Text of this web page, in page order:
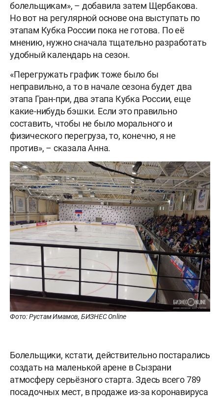
болельщикам», – добавила затем Щербакова.
Но вот на регулярной основе она выступать по
этапам Кубка России пока не готова. По её
мнению, нужно сначала тщательно разработать
удобный календарь на сезон.
«Перегружать график тоже было бы
неправильно, а то в начале сезона будет два
этапа Гран-при, два этапа Кубка России, еще
какие-нибудь бэшки. Если это правильно
составить, чтобы не было морального и
физического перегруза, то, конечно, я не
против», – сказала Анна.
Фото: Рустам Имамов, БИЗНЕС Online
Болельщики, кстати, действительно постарались
создать на маленькой арене в Сызрани
атмосферу серьёзного старта. Здесь всего 789
посадочных мест, в продаже из-за коронавируса